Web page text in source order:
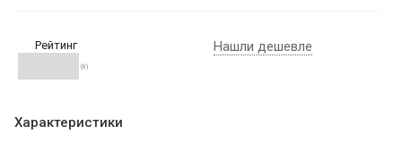
Рейтинг
(0)
Нашли дешевле
Характеристики